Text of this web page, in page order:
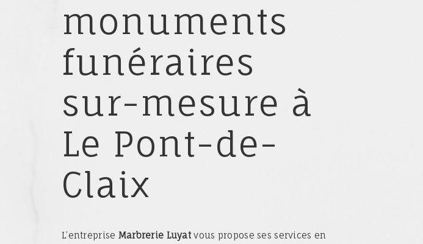
monuments
funéraires
sur-mesure à
Le Pont-de-
Claix
L’entreprise Marbrerie Luyat vous propose ses services en